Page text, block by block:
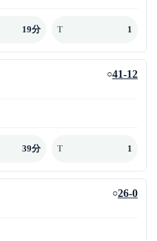
19分 T 1
○41-12
39分 T 1
○26-0